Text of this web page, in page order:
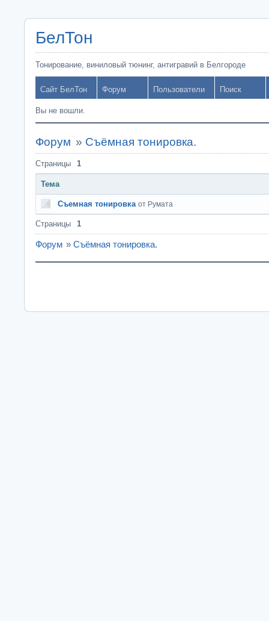
БелТон
Тонирование, виниловый тюнинг, антигравий в Белгороде
Сайт БелТон Форум Пользователи Поиск
Вы не вошли.
Форум » Съёмная тонировка.
Страницы 1
Тема
Съемная тонировка от Румата
Страницы 1
Форум » Съёмная тонировка.